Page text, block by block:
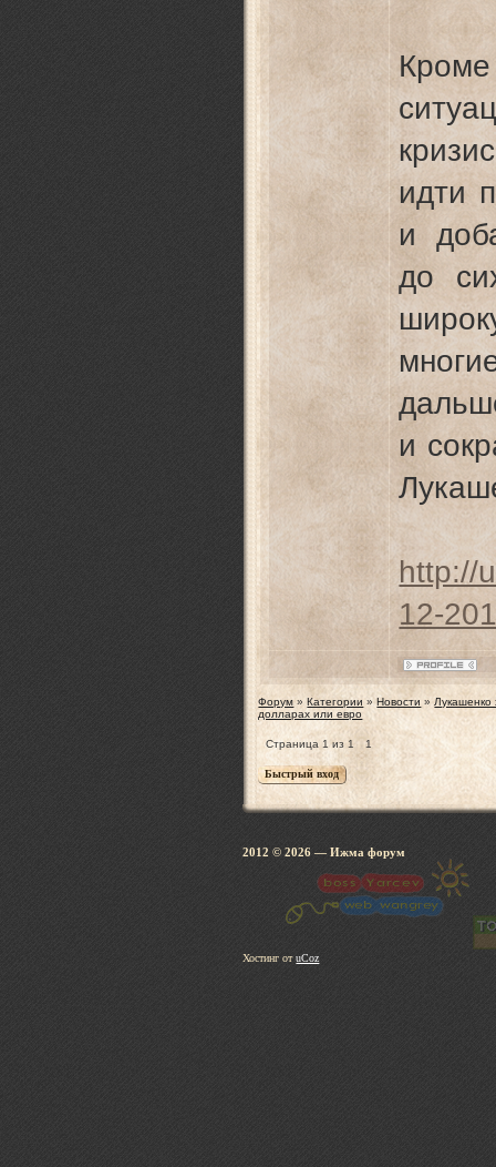
идти
и
до
и
http://
12-
Форум » Категории » Новости » Лукашенко
долларах или евро
Страница 1 из 1 1
2012 © 2026 — Ижма
Хостинг отuCoz